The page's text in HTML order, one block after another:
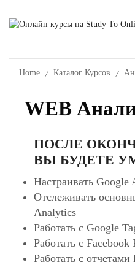
Home / Каталог Курсов /
WEB
ПОСЛЕ
ВЫ БУДЕТЕ
Настраивать Google
Отслеживать
Analytics
Работать с Google
Работать с
Работать с